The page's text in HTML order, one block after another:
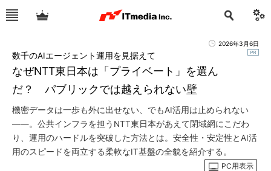
2026年3月6日
なぜNTT東日本は「プライベート」を選ん
だ？ パブリックでは越えられない壁
数千のAIエージェント運用を見据えて
機密データは一歩も外に出せない、でもAI活用は止められない
――。公共インフラを担うNTT東日本があえて閉域網にこだわ
り、運用のハードルを突破した方法とは。安全性・安定性とAI活
用のスピードを両立する柔軟なIT基盤の全貌を紹介する。
PC用表示